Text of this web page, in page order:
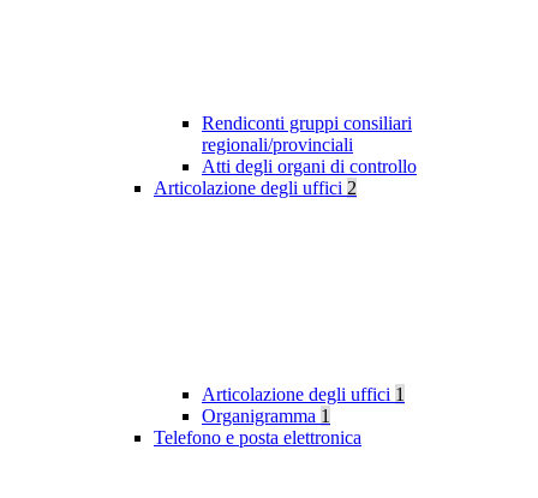
Rendiconti gruppi consiliari
regionali/provinciali
Atti degli organi di controllo
Articolazione degli uffici 2
Articolazione degli uffici 1
Organigramma 1
Telefono e posta elettronica